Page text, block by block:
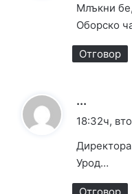
Млъкни
Оборско
Отговор
...
а
а
18:32ч,
Урод…
Отговор